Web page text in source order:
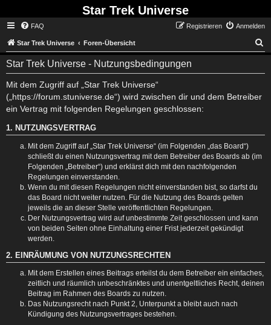
Star Trek Universe
FAQ Anmelden
Registrieren
Star Trek Universe Foren-Übersicht
Star Trek Universe - Nutzungsbedingungen
Mit dem Zugriff auf „Star Trek Universe“
(„https://forum.stuniverse.de“) wird zwischen dir und dem Betreiber
ein Vertrag mit folgenden Regelungen geschlossen:
1. NUTZUNGSVERTRAG
Mit dem Zugriff auf „Star Trek Universe“ (im Folgenden „das Board“)
schließt du einen Nutzungsvertrag mit dem Betreiber des Boards ab (im
Folgenden „Betreiber“) und erklärst dich mit den nachfolgenden
Regelungen einverstanden.
Wenn du mit diesen Regelungen nicht einverstanden bist, so darfst du
das Board nicht weiter nutzen. Für die Nutzung des Boards gelten
jeweils die an dieser Stelle veröffentlichten Regelungen.
Der Nutzungsvertrag wird auf unbestimmte Zeit geschlossen und kann
von beiden Seiten ohne Einhaltung einer Frist jederzeit gekündigt
werden.
2. EINRÄUMUNG VON NUTZUNGSRECHTEN
Mit dem Erstellen eines Beitrags erteilst du dem Betreiber ein einfaches,
zeitlich und räumlich unbeschränktes und unentgeltliches Recht, deinen
Beitrag im Rahmen des Boards zu nutzen.
Das Nutzungsrecht nach Punkt 2, Unterpunkt a bleibt auch nach
Kündigung des Nutzungsvertrages bestehen.